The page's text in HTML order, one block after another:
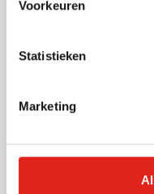
Voorkeuren
Statistieken
Marketing
vanaf 2,67